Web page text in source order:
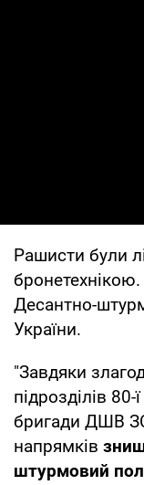
Рашисти були
Десантно-
України.
"Завдяки
підрозділів
бригади ДШВ
напрямків
штурмовий